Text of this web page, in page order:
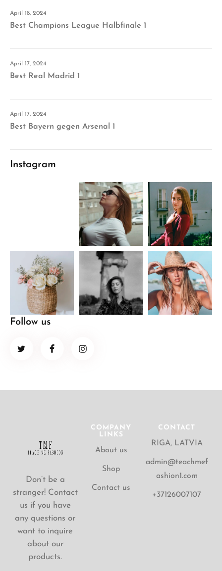
April 18, 2024
Best Champions League Halbfinale 1
April 17, 2024
Best Real Madrid 1
April 17, 2024
Best Bayern gegen Arsenal 1
Instagram
Follow us
Don’t be a
stranger! Contact
us if you have
any questions or
want to inquire
about our
products.
COMPANY
LINKS
About us
Shop
Contact us
CONTACT
RIGA, LATVIA
admin@teachmef
ashion1.com
+37126007107